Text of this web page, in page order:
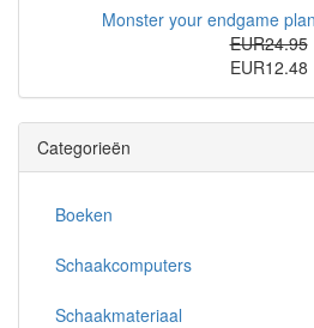
Monster your endgame
EUR24.95
EUR12.48
Categorieën
Boeken
Schaakcomputers
Schaakmateriaal